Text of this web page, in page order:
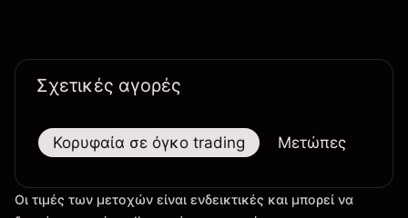
Σχετικές αγορές
Κορυφαία σε όγκο trading Μετώπες
Οι τιμές των μετοχών είναι ενδεικτικές και μπορεί να